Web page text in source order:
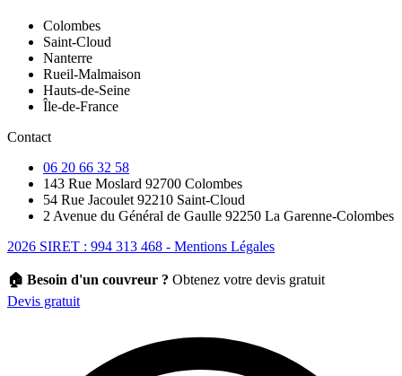
Colombes
Saint-Cloud
Nanterre
Rueil-Malmaison
Hauts-de-Seine
Île-de-France
Contact
06 20 66 32 58
143 Rue Moslard 92700 Colombes
54 Rue Jacoulet 92210 Saint-Cloud
2 Avenue du Général de Gaulle 92250 La Garenne-Colombes
2026 SIRET : 994 313 468 - Mentions Légales
🏠 Besoin d'un couvreur ? Obtenez votre devis gratuit
Devis gratuit